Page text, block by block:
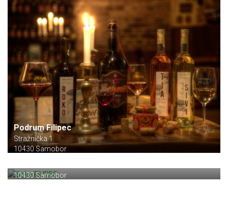
Podrum Filipec
Stražnička 1
10430 Samobor
Sobe FILIPEC
10430 Samobor